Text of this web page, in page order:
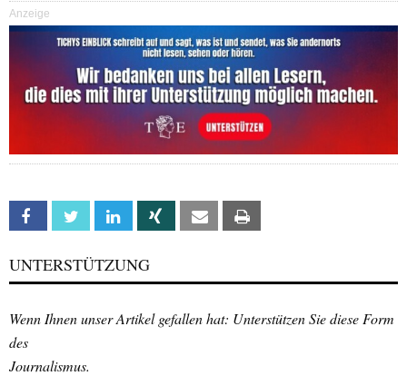
Anzeige
Facebook Twitter Linkedin Xing Email
UNTERSTÜTZUNG
Wenn Ihnen unser Artikel gefallen hat: Unterstützen Sie diese Form
des
Journalismus.